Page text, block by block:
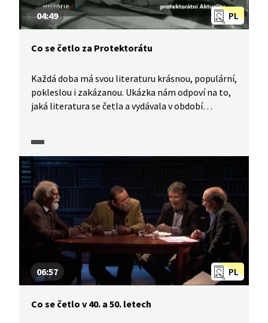
PL
04:49
Co se četlo za Protektorátu
Každá doba má svou literaturu krásnou, populární,
pokleslou i zakázanou. Ukázka nám odpoví na to,
jaká literatura se četla a vydávala v období
natočených podle bestsellerů té doby.
PL
06:57
Co se četlo v 40. a 50. letech